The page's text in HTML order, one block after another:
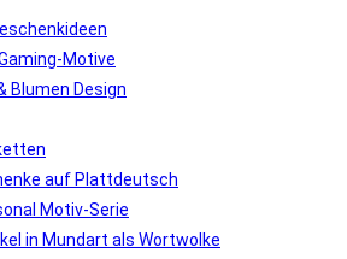
Motive
Blumen Design
auf Plattdeutsch
Motiv-Serie
in Mundart als Wortwolke